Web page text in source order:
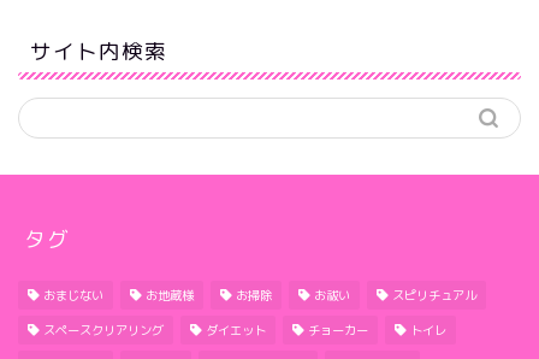
サイト内検索
タグ
おまじない お地蔵様 お掃除 お祓い スピリチュアル
スペースクリアリング ダイエット チョーカー トイレ